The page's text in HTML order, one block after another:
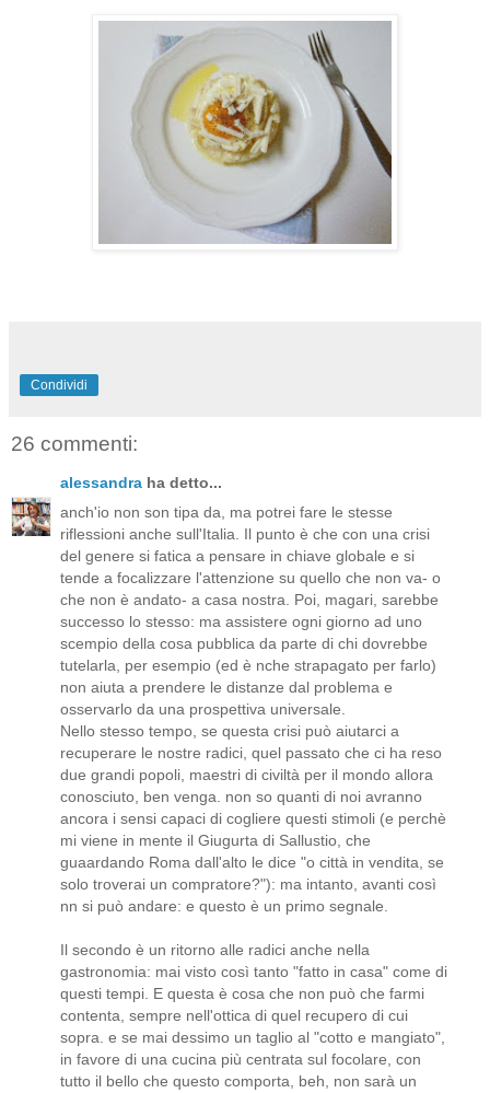
Condividi
26 commenti:
alessandra ha detto...
anch'io non son tipa da, ma potrei fare le stesse
riflessioni anche sull'Italia. Il punto è che con una crisi
del genere si fatica a pensare in chiave globale e si
tende a focalizzare l'attenzione su quello che non va- o
che non è andato- a casa nostra. Poi, magari, sarebbe
successo lo stesso: ma assistere ogni giorno ad uno
scempio della cosa pubblica da parte di chi dovrebbe
tutelarla, per esempio (ed è nche strapagato per farlo)
non aiuta a prendere le distanze dal problema e
osservarlo da una prospettiva universale.
Nello stesso tempo, se questa crisi può aiutarci a
recuperare le nostre radici, quel passato che ci ha reso
due grandi popoli, maestri di civiltà per il mondo allora
conosciuto, ben venga. non so quanti di noi avranno
ancora i sensi capaci di cogliere questi stimoli (e perchè
mi viene in mente il Giugurta di Sallustio, che
guaardando Roma dall'alto le dice "o città in vendita, se
solo troverai un compratore?"): ma intanto, avanti così
nn si può andare: e questo è un primo segnale.
Il secondo è un ritorno alle radici anche nella
gastronomia: mai visto così tanto "fatto in casa" come di
questi tempi. E questa è cosa che non può che farmi
contenta, sempre nell'ottica di quel recupero di cui
sopra. e se mai dessimo un taglio al "cotto e mangiato",
in favore di una cucina più centrata sul focolare, con
tutto il bello che questo comporta, beh, non sarà un